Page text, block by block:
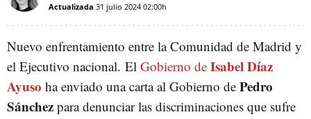
Actualizada 31 julio 2024 02:00h
Nuevo enfrentamiento entre la Comunidad de Madrid y
el Ejecutivo nacional. El Gobierno de Isabel Díaz
Ayuso ha enviado una carta al Gobierno de Pedro
Sánchez para denunciar las discriminaciones que sufre